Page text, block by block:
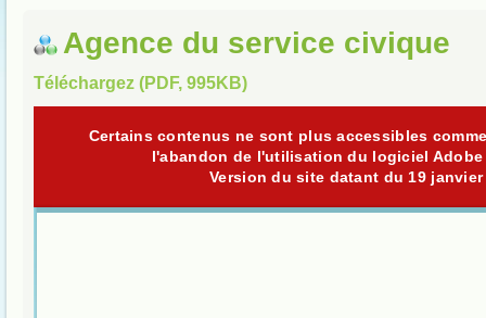
Agence du service civique
Téléchargez (PDF, 995KB)